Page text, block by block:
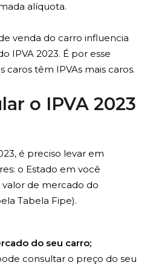
alíquota.
venda do carro influencia
IPVA 2023. É por esse
caros têm IPVAs mais caros.
o IPVA 2023
é preciso levar em
o Estado em você
de mercado do
Tabela Fipe).
do seu carro;
consultar o preço do seu